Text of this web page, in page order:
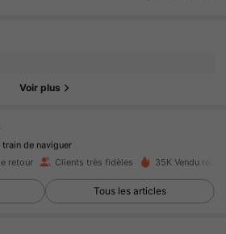
Voir plus
retour Clients très fidèles 35K Vendu
Tous les articles